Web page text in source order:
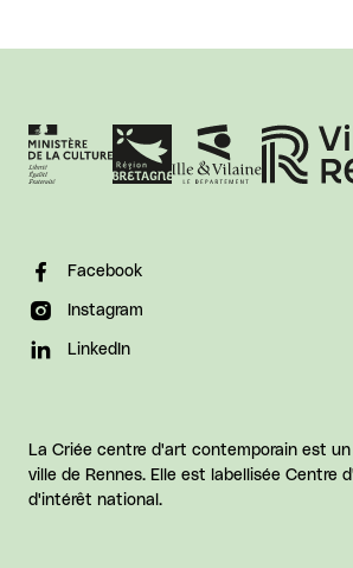
Facebook
Instagram
LinkedIn
La Criée centre d'art contemporain est
ville de Rennes. Elle est labellisée Centre
d'intérêt national.